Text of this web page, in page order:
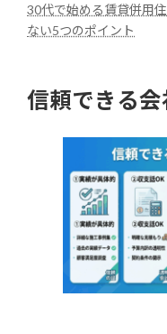
30代で始める賃貸併用
ない5つのポイント
信頼できる